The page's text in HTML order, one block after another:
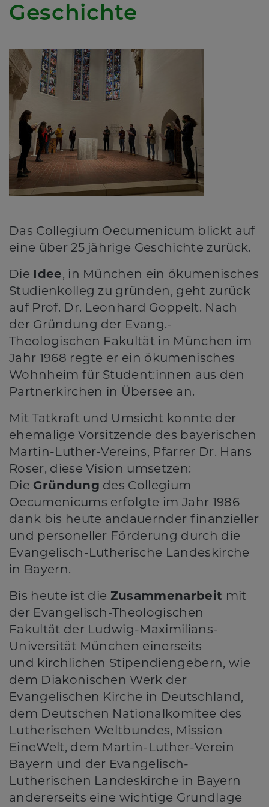
Geschichte
Das Collegium Oecumenicum blickt auf
eine über 25 jährige Geschichte zurück.
Die Idee, in München ein ökumenisches
Studienkolleg zu gründen, geht zurück
auf Prof. Dr. Leonhard Goppelt. Nach
der Gründung der Evang.-
Theologischen Fakultät in München im
Jahr 1968 regte er ein ökumenisches
Wohnheim für Student:innen aus den
Partnerkirchen in Übersee an.
Mit Tatkraft und Umsicht konnte der
ehemalige Vorsitzende des bayerischen
Martin-Luther-Vereins, Pfarrer Dr. Hans
Roser, diese Vision umsetzen:
Die Gründung des Collegium
Oecumenicums erfolgte im Jahr 1986
dank bis heute andauernder finanzieller
und personeller Förderung durch die
Evangelisch-Lutherische Landeskirche
in Bayern.
Bis heute ist die Zusammenarbeit mit
der Evangelisch-Theologischen
Fakultät der Ludwig-Maximilians-
Universität München einerseits
und kirchlichen Stipendiengebern, wie
dem Diakonischen Werk der
Evangelischen Kirche in Deutschland,
dem Deutschen Nationalkomitee des
Lutherischen Weltbundes, Mission
EineWelt, dem Martin-Luther-Verein
Bayern und der Evangelisch-
Lutherischen Landeskirche in Bayern
andererseits eine wichtige Grundlage